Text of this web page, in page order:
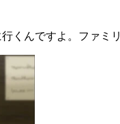
んですよ。ファミ